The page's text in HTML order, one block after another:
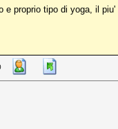
e proprio tipo di yoga, il